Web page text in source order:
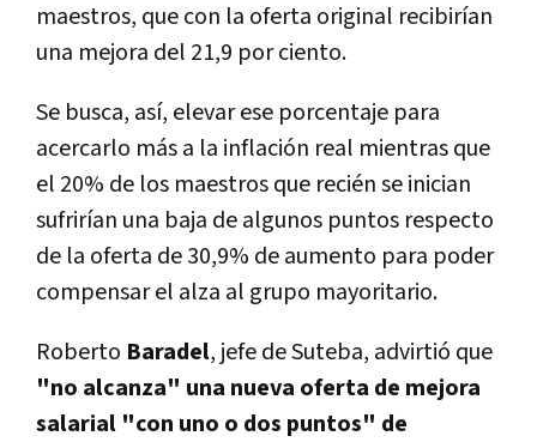
maestros, que con la oferta original recibirían
una mejora del 21,9 por ciento.
Se busca, así, elevar ese porcentaje para
acercarlo más a la inflación real mientras que
el 20% de los maestros que recién se inician
sufrirían una baja de algunos puntos respecto
de la oferta de 30,9% de aumento para poder
compensar el alza al grupo mayoritario.
Roberto Baradel, jefe de Suteba, advirtió que
"no alcanza" una nueva oferta de mejora
salarial "con uno o dos puntos" de